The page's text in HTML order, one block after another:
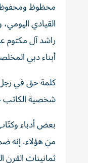
محظوظ ومحفوظ
القيادي
راشد آل مكتوم
أبناء دبي
كلمة حق في رجل
شخصية الكاتب
بعض أدباء
من هؤلاء. إنه
ثمانينات